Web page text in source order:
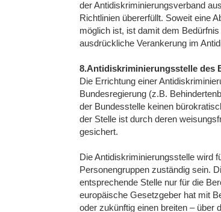
der Antidiskriminierungsverband
Richtlinien übererfüllt. Soweit eine
möglich ist, ist damit dem
ausdrückliche Verankerung im
8.Antidiskriminierungsstelle des
Die Errichtung einer
Bundesregierung (z.B.
der Bundesstelle keinen
der Stelle ist durch deren
gesichert.
Die Antidiskriminierungsstelle wird
Personengruppen zuständig sein.
entsprechende Stelle nur für die
europäische Gesetzgeber hat mit
oder zukünftig einen breiten – über